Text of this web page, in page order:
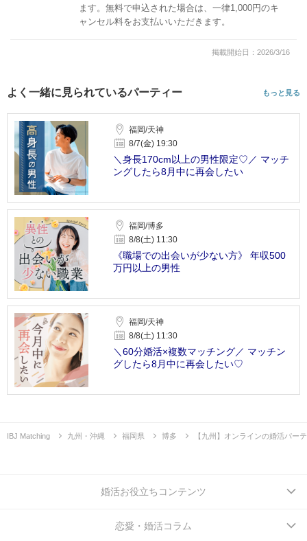
ます。無料で申込された場合は、一律1,000円のキ
ャンセル料をお支払いいただきます。
掲載開始日：2026/3/16
よく一緒に見られているパーティー もっと見る
福岡/天神
8/7(金) 19:30
＼身長170cm以上の男性限定♡／ マッチ
ングしたら8月中に再会したい
福岡/博多
8/8(土) 11:30
《職場での出会いが少ない方》 年収500
万円以上の男性
福岡/天神
8/8(土) 11:30
＼60分婚活×複数マッチング／ マッチン
グしたら8月中に再会したい♡
IBJ Matching 九州・沖縄 福岡県 博多 【九州】オンラインの婚活パー
婚活お役立ちコンテンツ
恋愛・婚活コラム